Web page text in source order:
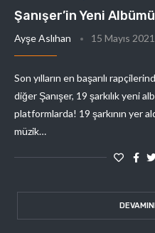
Şanışer’in Yeni
Ayşe Aslıhan 15 Mayıs 2021
Son yılların en başarılı
diğer Şanışer, 19 şarkılık yeni
platformlarda! 19 şarkının yer
müzik…